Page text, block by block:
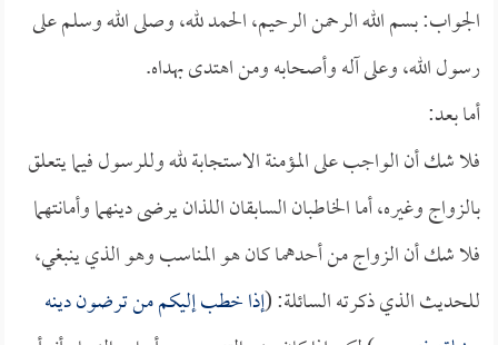
الجواب: بسم الله الرحمن الرحيم، الحمد لله، وصلى الله وسلم على
رسول الله، وعلى آله وأصحابه ومن اهتدى بهداه.
أما بعد:
فلا شك أن الواجب على المؤمنة الاستجابة لله وللرسول فيما يتعلق
بالزواج وغيره، أما الخاطبان السابقان اللذان يرضى دينهما وأمانتهما
فلا شك أن الزواج من أحدهما كان هو المناسب وهو الذي ينبغي،
للحديث الذي ذكرته السائلة: (إذا خطب إليكم من ترضون دينه